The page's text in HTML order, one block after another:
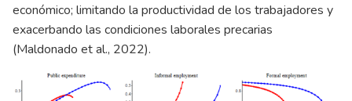
económico; limitando la productividad de los trabajadores y
exacerbando las condiciones laborales precarias
(Maldonado et al., 2022).